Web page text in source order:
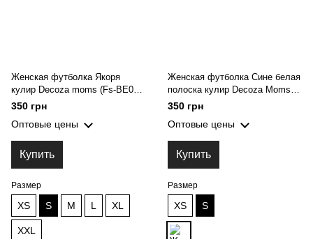
Женская футболка Якоря
кулир Decoza moms (Fs-BE06)
S
350 грн
Оптовые цены
Купить
Размер
XS S M L XL
XXL
Женская футболка Сине белая
полоска кулир Decoza Moms
(Fs-BE07) S
350 грн
Оптовые цены
Купить
Размер
XS S